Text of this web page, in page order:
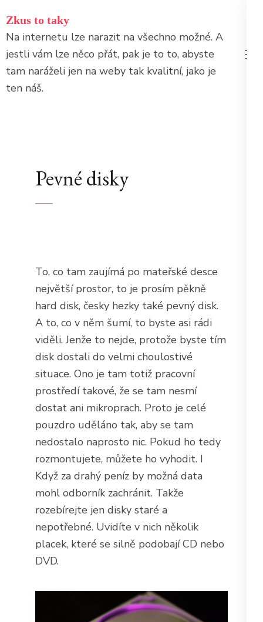
na
obsah
(stiskněte
Enter)
Zkus to taky
Na internetu lze narazit na všechno možné. A
jestli vám lze něco přát, pak je to to, abyste
tam naráželi jen na weby tak kvalitní, jako je
ten náš.
Pevné disky
To, co tam zaujímá po mateřské desce
největší prostor, to je prosím pěkně
hard disk, česky hezky také pevný disk.
A to, co v něm šumí, to byste asi rádi
viděli. Jenže to nejde, protože byste tím
disk dostali do velmi choulostivé
situace. Ono je tam totiž pracovní
prostředí takové, že se tam nesmí
dostat ani mikroprach. Proto je celé
pouzdro uděláno tak, aby se tam
nedostalo naprosto nic. Pokud ho tedy
rozmontujete, můžete ho vyhodit. I
Když za drahý peníz by možná data
mohl odborník zachránit. Takže
rozebírejte jen disky staré a
nepotřebné. Uvidíte v nich několik
placek, které se silně podobají CD nebo
DVD.